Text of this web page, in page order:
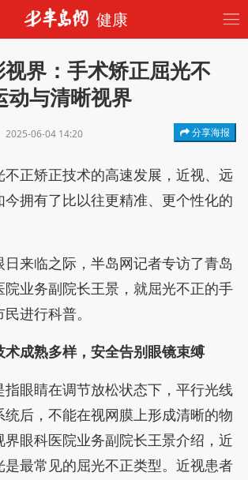
健康
视界：手术矫正屈光不
动与清晰视界
2025-06-04 14:20 分享海报
不正矫正技术的高速发展，近视、远
拥有了比以往更精准、更个性化的
日来临之际，半岛网记者专访了青岛
院业务副院长王景，就屈光不正的手
进行科普。
术成熟多样，安全告别眼镜束缚
指眼睛在调节放松状态下，平行光线
后，不能在视网膜上形成清晰的物
眼科医院业务副院长王景介绍，近
是最常见的屈光不正类型。近视患者